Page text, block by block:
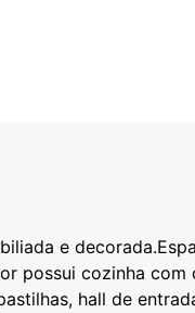
e
possui cozinha
hall de